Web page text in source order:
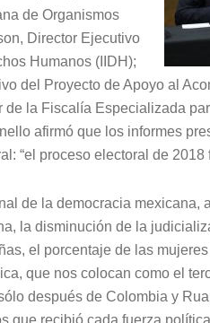
de Organismos
Director Ejecutivo
Humanos (IIDH);
del Proyecto de Apoyo al
de la Fiscalía Especializada
afirmó que los informes
“el proceso electoral de 2018
de la democracia mexicana,
la disminución de la
el porcentaje de las
que nos colocan como el
después de Colombia y
que recibió cada fuerza